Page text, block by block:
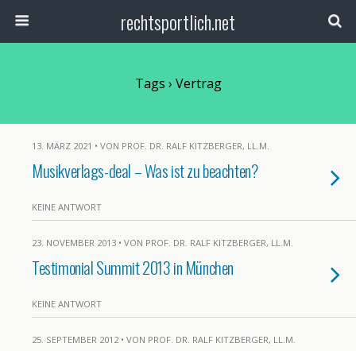
rechtsportlich.net
Tags › Vertrag
13. MÄRZ 2021 • VON PROF. DR. RALF KITZBERGER, LL.M.
Musikverlags-deal – Was ist zu beachten?
KEINE ANTWORT
23. NOVEMBER 2013 • VON PROF. DR. RALF KITZBERGER, LL.M.
Testimonial Summit 2013 in München
KEINE ANTWORT
25. SEPTEMBER 2012 • VON PROF. DR. RALF KITZBERGER, LL.M.